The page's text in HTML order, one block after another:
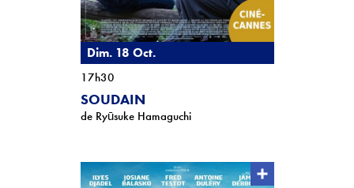
Dim. 18 Oct.
17h30
SOUDAIN
de Ryūsuke Hamaguchi